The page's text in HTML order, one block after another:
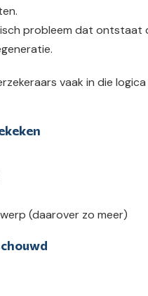
probleem dat ontstaat
vaak in die logica
(daarover zo meer)